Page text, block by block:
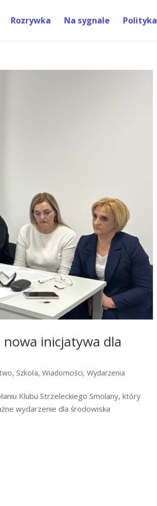
Rozrywka Na sygnale Polityka
inicjatywa dla
, Szkoła,Wiadomości,Wydarzenia
Klubu Strzeleckiego Smolany, który
wydarzenie dla środowiska